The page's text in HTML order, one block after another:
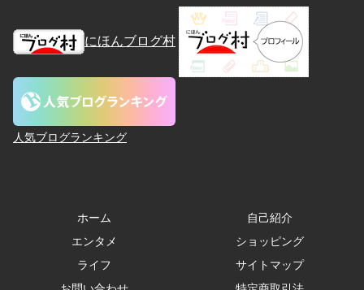
にほんブログ村
人気ブログランキング
ホーム
自己紹介
エンタメ
ショッピング
ライフ
サイトマップ